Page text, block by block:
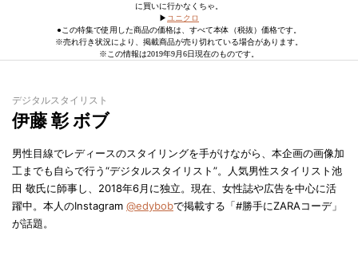
に買いに行かなくちゃ。
▶︎ ユニクロ
●この特集で使用した商品の価格は、すべて本体（税抜）価格です。
※売れ行き状況により、掲載商品が売り切れている場合があります。
※この情報は2019年9月6日現在のものです。
デジタルスタイリスト
伊藤 彰 ボブ
男性目線でレディースのスタイリングを手がけながら、本企画の画像加
工までも自らで行う“デジタルスタイリスト”。人気男性スタイリスト池
田 敬氏に師事し、2018年6月に独立。現在、女性誌や広告を中心に活
躍中。本人のInstagram @edybobで掲載する「#勝手にZARAコーデ」
が話題。